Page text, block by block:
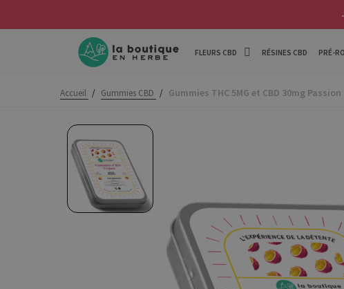
FLEURS CBD RÉSINES CBD PRÉ-
Accueil / Gummies CBD / Gummies THC 5MG et CBD 30mg Passion